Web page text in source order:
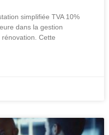
simplifiée TVA 10%
dans la gestion
Cette